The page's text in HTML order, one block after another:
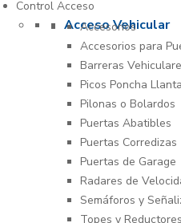
Control Acceso
Acceso Vehicular
Accesorios
Accesorios para
Barreras
Picos Poncha
Pilonas o Bolardos
Puertas Abatibles
Puertas Corredizas
Puertas de Garage
Radares de
Semáforos y
Topes y